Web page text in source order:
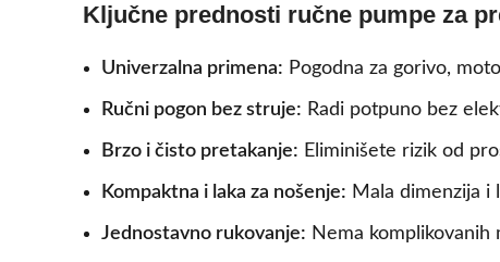
Ključne prednosti ručne pumpe za
Univerzalna primena: Pogodna za gorivo,
Ručni pogon bez struje: Radi potpuno bez
Brzo i čisto pretakanje: Eliminišete rizik od
Kompaktna i laka za nošenje: Mala dimenzija i
Jednostavno rukovanje: Nema